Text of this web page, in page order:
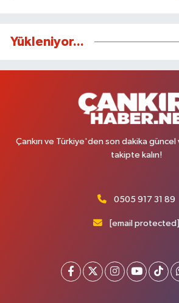
Yükleniyor...
Çankırı ve Türkiye'den son dakika
takipte kalın!
0505 917 31 89
[email protected]